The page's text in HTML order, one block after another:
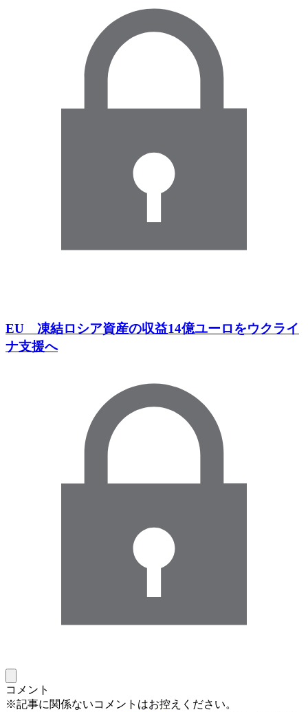
EU 凍結ロシア資産の収益14億ユーロをウクライ
ナ支援へ
コメント
※記事に関係ないコメントはお控えください。